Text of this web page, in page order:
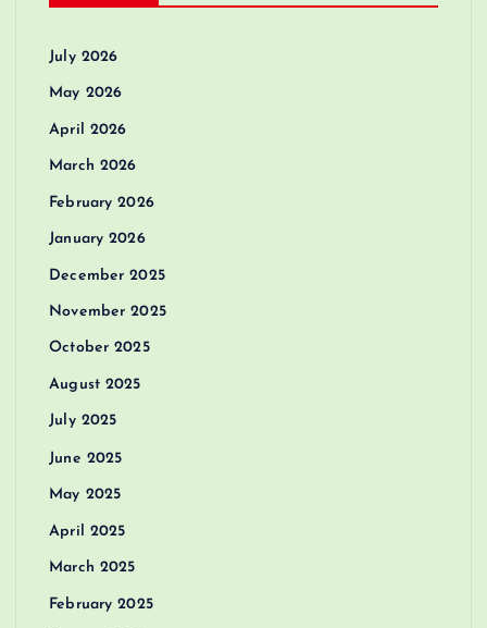
July 2026
May 2026
April 2026
March 2026
February 2026
January 2026
December 2025
November 2025
October 2025
August 2025
July 2025
June 2025
May 2025
April 2025
March 2025
February 2025